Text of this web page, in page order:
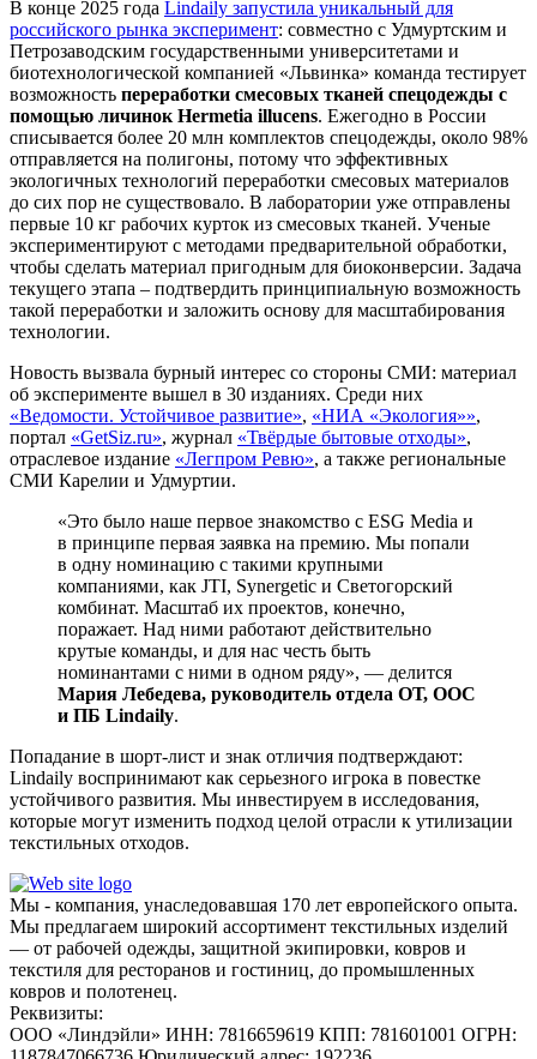
В конце 2025 года Lindaily запустила уникальный для
российского рынка эксперимент: совместно с Удмуртским и
Петрозаводским государственными университетами и
биотехнологической компанией «Львинка» команда тестирует
возможность переработки смесовых тканей спецодежды с
помощью личинок Hermetia illucens. Ежегодно в России
списывается более 20 млн комплектов спецодежды, около 98%
отправляется на полигоны, потому что эффективных
экологичных технологий переработки смесовых материалов
до сих пор не существовало. В лаборатории уже отправлены
первые 10 кг рабочих курток из смесовых тканей. Ученые
экспериментируют с методами предварительной обработки,
чтобы сделать материал пригодным для биоконверсии. Задача
текущего этапа – подтвердить принципиальную возможность
такой переработки и заложить основу для масштабирования
технологии.​
Новость вызвала бурный интерес со стороны СМИ: материал
об эксперименте вышел в 30 изданиях. Среди них
«Ведомости. Устойчивое развитие», «НИА «Экология»»,
портал «GetSiz.ru», журнал «Твёрдые бытовые отходы»,
отраслевое издание «Легпром Ревю», а также региональные
СМИ Карелии и Удмуртии.
«Это было наше первое знакомство с ESG Media и
в принципе первая заявка на премию. Мы попали
в одну номинацию с такими крупными
компаниями, как JTI, Synergetic и Светогорский
комбинат. Масштаб их проектов, конечно,
поражает. Над ними работают действительно
крутые команды, и для нас честь быть
номинантами с ними в одном ряду», — делится
Мария Лебедева, руководитель отдела ОТ, ООС
и ПБ Lindaily.
Попадание в шорт-лист и знак отличия подтверждают:
Lindaily воспринимают как серьезного игрока в повестке
устойчивого развития. Мы инвестируем в исследования,
которые могут изменить подход целой отрасли к утилизации
текстильных отходов.
Мы - компания, унаследовавшая 170 лет европейского опыта.
Мы предлагаем широкий ассортимент текстильных изделий
— от рабочей одежды, защитной экипировки, ковров и
текстиля для ресторанов и гостиниц, до промышленных
ковров и полотенец.
Реквизиты:
ООО «Линдэйли» ИНН: 7816659619 КПП: 781601001 ОГРН: